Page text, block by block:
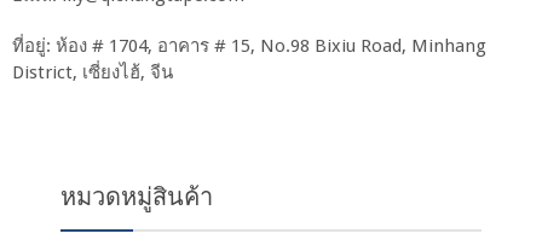
ที่อยู่: ห้อง # 1704, อาคาร # 15, No.98 Bixiu Road, Minhang
District, เซี่ยงไฮ้, จีน
หมวดหมู่สินค้า